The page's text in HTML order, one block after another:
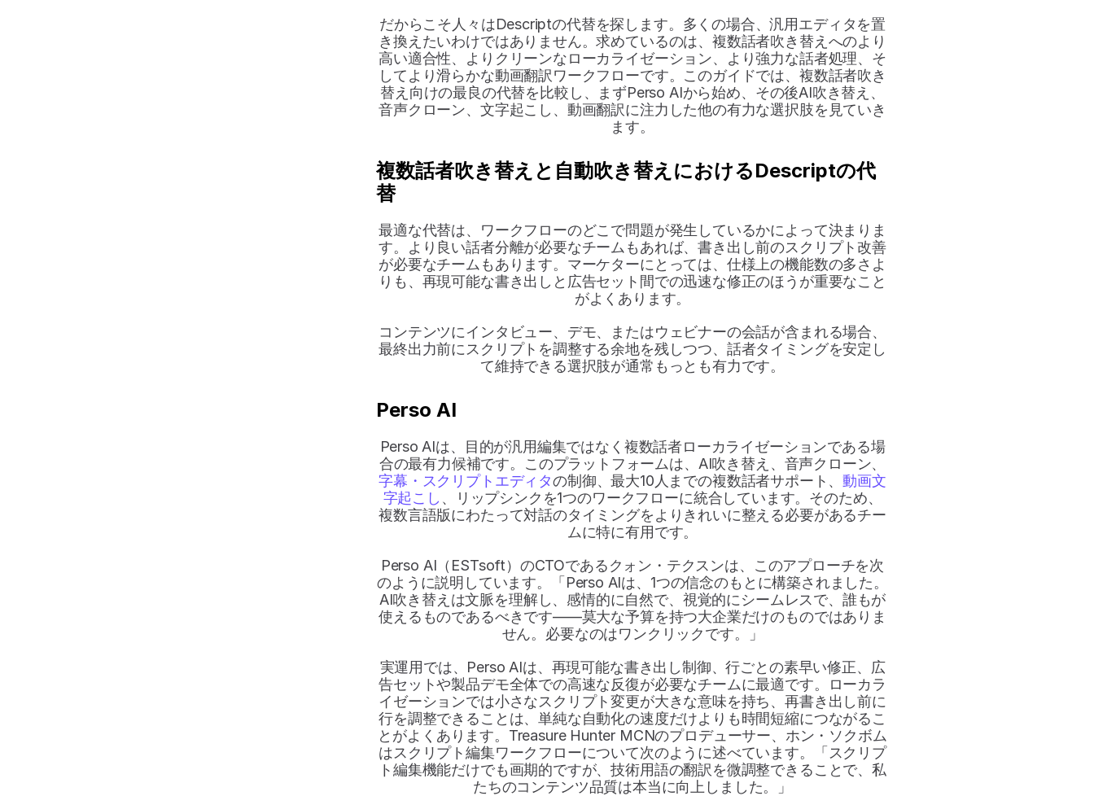
だからこそ人々はDescriptの代替を探します。多くの場合、汎用エディタを置
き換えたいわけではありません。求めているのは、複数話者吹き替えへのより
高い適合性、よりクリーンなローカライゼーション、より強力な話者処理、そ
してより滑らかな動画翻訳ワークフローです。このガイドでは、複数話者吹き
替え向けの最良の代替を比較し、まずPerso AIから始め、その後AI吹き替え、
音声クローン、文字起こし、動画翻訳に注力した他の有力な選択肢を見ていき
ます。
複数話者吹き替えと自動吹き替えにおけるDescriptの代
替
最適な代替は、ワークフローのどこで問題が発生しているかによって決まりま
す。より良い話者分離が必要なチームもあれば、書き出し前のスクリプト改善
が必要なチームもあります。マーケターにとっては、仕様上の機能数の多さよ
りも、再現可能な書き出しと広告セット間での迅速な修正のほうが重要なこと
がよくあります。
コンテンツにインタビュー、デモ、またはウェビナーの会話が含まれる場合、
最終出力前にスクリプトを調整する余地を残しつつ、話者タイミングを安定し
て維持できる選択肢が通常もっとも有力です。
Perso AI
Perso AIは、目的が汎用編集ではなく複数話者ローカライゼーションである場
合の最有力候補です。このプラットフォームは、AI吹き替え、音声クローン、
字幕・スクリプトエディタの制御、最大10人までの複数話者サポート、動画文
字起こし 、リップシンクを1つのワークフローに統合しています。そのため、
複数言語版にわたって対話のタイミングをよりきれいに整える必要があるチー
ムに特に有用です。
Perso AI（ESTsoft）のCTOであるクォン・テクスンは、このアプローチを次
のように説明しています。「Perso AIは、1つの信念のもとに構築されました。
AI吹き替えは文脈を理解し、感情的に自然で、視覚的にシームレスで、誰もが
使えるものであるべきです――莫大な予算を持つ大企業だけのものではありま
せん。必要なのはワンクリックです。」
実運用では、Perso AIは、再現可能な書き出し制御、行ごとの素早い修正、広
告セットや製品デモ全体での高速な反復が必要なチームに最適です。ローカラ
イゼーションでは小さなスクリプト変更が大きな意味を持ち、再書き出し前に
行を調整できることは、単純な自動化の速度だけよりも時間短縮につながるこ
とがよくあります。Treasure Hunter MCNのプロデューサー、ホン・ソクボム
はスクリプト編集ワークフローについて次のように述べています。「スクリプ
ト編集機能だけでも画期的ですが、技術用語の翻訳を微調整できることで、私
たちのコンテンツ品質は本当に向上しました。」